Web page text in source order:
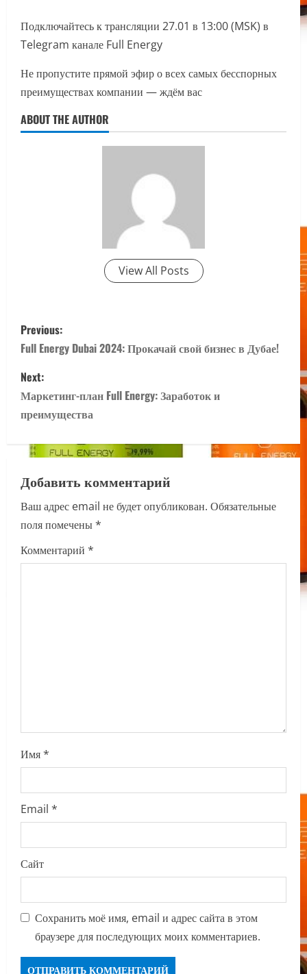
Подключайтесь к трансляции 27.01 в 13:00 (MSK) в
Telegram канале Full Energy
Не пропустите прямой эфир о всех самых бесспорных
преимуществах компании — ждём вас
ABOUT THE AUTHOR
View All Posts
P
o
s
t
n
a
v
i
g
Previous:
Full Energy Dubai 2024: Прокачай свой бизнес в Дубае!
Next:
Маркетинг-план Full Energy: Заработок и
преимущества
Добавить комментарий
Ваш адрес email не будет опубликован. Обязательные
поля помечены*
Комментарий *
Имя*
Email *
Сайт
Сохранить моё имя, email и адрес сайта в этом
браузере для последующих моих комментариев.